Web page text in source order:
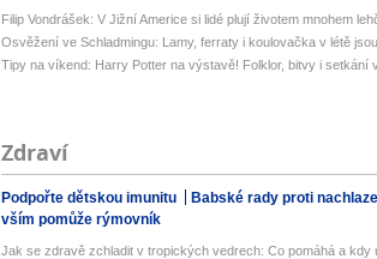
Filip Vondrášek: V Jižní Americe si lidé plují životem mnohem
Osvěžení ve Schladmingu: Lamy, ferraty i koulovačka v létě
Tipy na víkend: Harry Potter na výstavě! Folklor, bitvy i setkání
Zdraví
Podpořte dětskou imunitu
Babské rady proti
vším pomůže rýmovník
Jak se zdravě zchladit v tropických vedrech: Co pomáhá a kdy